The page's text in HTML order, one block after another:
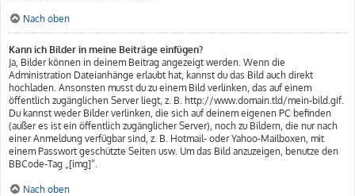
Nach oben
Kann ich Bilder in meine Beiträge einfügen?
Ja, Bilder können in deinem Beitrag angezeigt werden. Wenn die
Administration Dateianhänge erlaubt hat, kannst du das Bild auch direkt
hochladen. Ansonsten musst du zu einem Bild verlinken, das auf einem
öffentlich zugänglichen Server liegt, z. B. http://www.domain.tld/mein-bild.gif.
Du kannst weder Bilder verlinken, die sich auf deinem eigenen PC befinden
(außer es ist ein öffentlich zugänglicher Server), noch zu Bildern, die nur nach
einer Anmeldung verfügbar sind, z. B. Hotmail- oder Yahoo-Mailboxen, mit
einem Passwort geschützte Seiten usw. Um das Bild anzuzeigen, benutze den
BBCode-Tag „[img]“.
Nach oben